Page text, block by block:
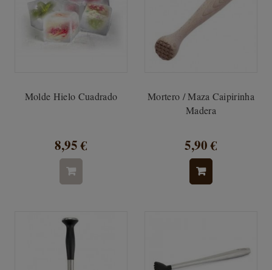
Molde Hielo Cuadrado
8,95 €
Mortero / Maza Caipirinha
Madera
5,90 €